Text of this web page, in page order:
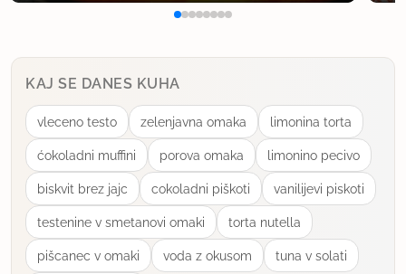
KAJ SE DANES KUHA
vleceno testo zelenjavna omaka limonina torta
ćokoladni muffini porova omaka limonino pecivo
biskvit brez jajc cokoladni piškoti vanilijevi piskoti
testenine v smetanovi omaki torta nutella
pišcanec v omaki voda z okusom tuna v solati